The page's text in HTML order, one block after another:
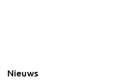
Nieuws